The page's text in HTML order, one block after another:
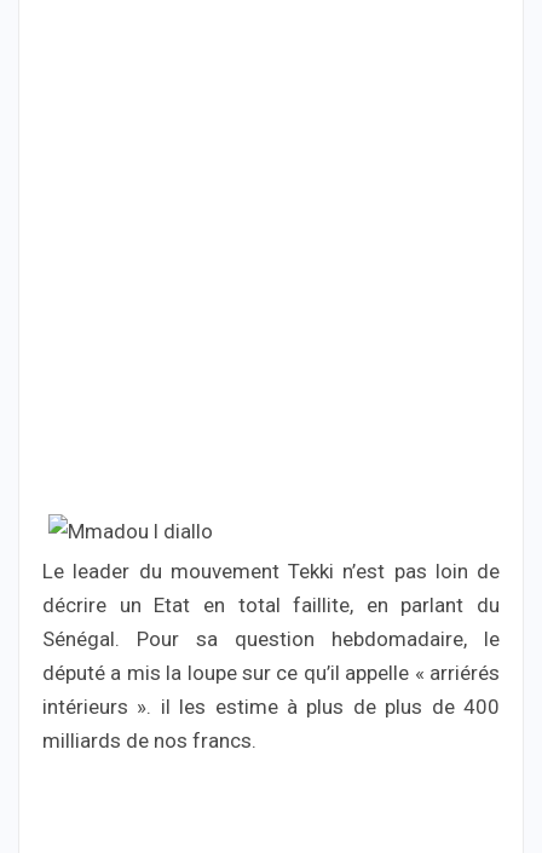
Le leader du mouvement Tekki n’est pas loin de
décrire un Etat en total faillite, en parlant du
Sénégal. Pour sa question hebdomadaire, le
député a mis la loupe sur ce qu’il appelle « arriérés
intérieurs ». il les estime à plus de plus de 400
milliards de nos francs.